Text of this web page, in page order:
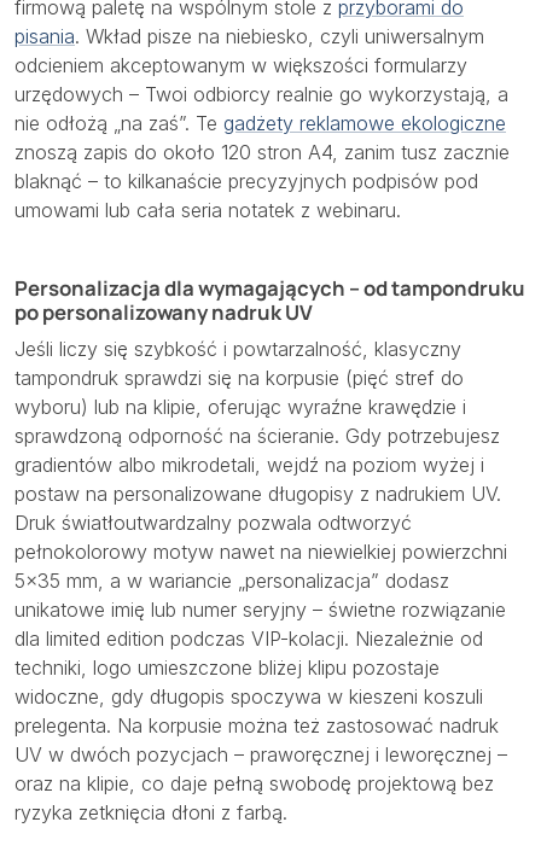
firmową paletę na wspólnym stole z przyborami do
pisania. Wkład pisze na niebiesko, czyli uniwersalnym
odcieniem akceptowanym w większości formularzy
urzędowych – Twoi odbiorcy realnie go wykorzystają, a
nie odłożą „na zaś”. Te gadżety reklamowe ekologiczne
znoszą zapis do około 120 stron A4, zanim tusz zacznie
blaknąć – to kilkanaście precyzyjnych podpisów pod
umowami lub cała seria notatek z webinaru.
Personalizacja dla wymagających – od tampondruku
po personalizowany nadruk UV
Jeśli liczy się szybkość i powtarzalność, klasyczny
tampondruk sprawdzi się na korpusie (pięć stref do
wyboru) lub na klipie, oferując wyraźne krawędzie i
sprawdzoną odporność na ścieranie. Gdy potrzebujesz
gradientów albo mikrodetali, wejdź na poziom wyżej i
postaw na personalizowane długopisy z nadrukiem UV.
Druk światłoutwardzalny pozwala odtworzyć
pełnokolorowy motyw nawet na niewielkiej powierzchni
5×35 mm, a w wariancie „personalizacja” dodasz
unikatowe imię lub numer seryjny – świetne rozwiązanie
dla limited edition podczas VIP-kolacji. Niezależnie od
techniki, logo umieszczone bliżej klipu pozostaje
widoczne, gdy długopis spoczywa w kieszeni koszuli
prelegenta. Na korpusie można też zastosować nadruk
UV w dwóch pozycjach – praworęcznej i leworęcznej –
oraz na klipie, co daje pełną swobodę projektową bez
ryzyka zetknięcia dłoni z farbą.